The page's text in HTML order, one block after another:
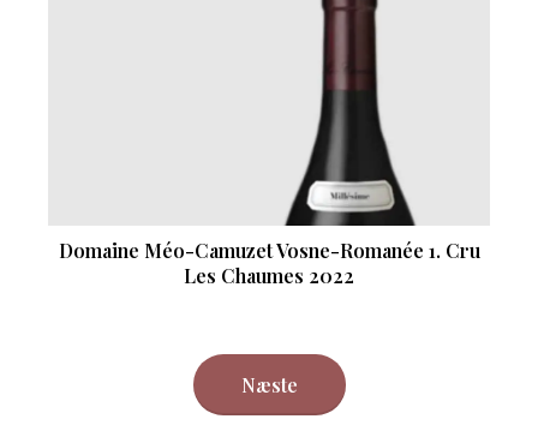
Domaine Méo-Camuzet Vosne-Romanée 1. Cru
Les Chaumes 2022
Næste